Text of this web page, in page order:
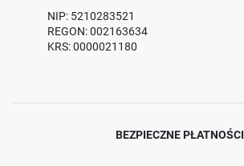
NIP: 5210283521
REGON: 002163634
KRS: 0000021180
BEZPIECZNE PŁATNOŚCI